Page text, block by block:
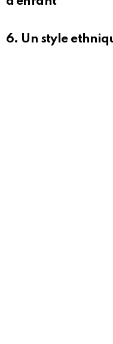
6. Un style